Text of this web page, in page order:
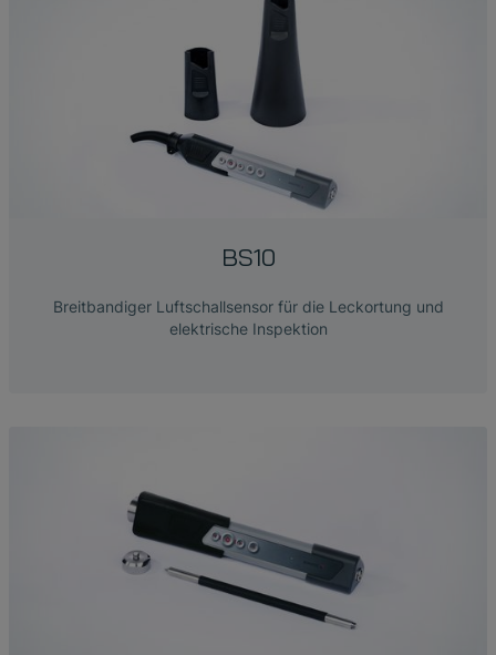
BS10
Breitbandiger Luftschallsensor für die Leckortung und
elektrische Inspektion